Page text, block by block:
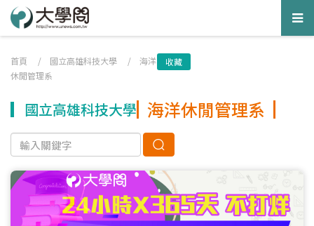
首頁 / 國立高雄科技大學 / 海洋
休閒管理系
收藏
國立高雄科技大學 海洋休閒管理系